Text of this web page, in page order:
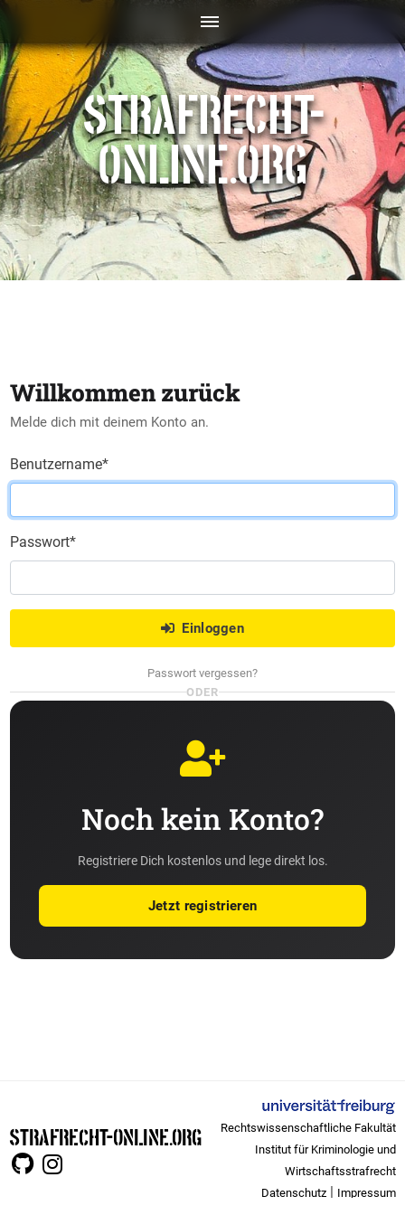
STRAFRECHT-
ONLINE.ORG
Willkommen zurück
Melde dich mit deinem Konto an.
Benutzername*
Passwort*
Einloggen
Passwort vergessen?
ODER
Noch kein Konto?
Registriere Dich kostenlos und lege direkt los.
Jetzt registrieren
STRAFRECHT-ONLINE.ORG
Rechtswissenschaftliche Fakultät
Institut für Kriminologie und
Wirtschaftsstrafrecht
Datenschutz | Impressum